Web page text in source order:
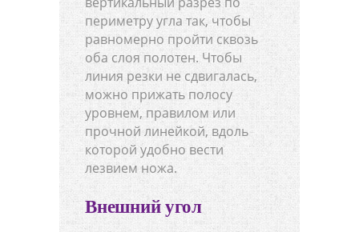
периметру угла так, чтобы
равномерно пройти сквозь
оба слоя полотен. Чтобы
линия резки не сдвигалась,
можно прижать полосу
уровнем, правилом или
прочной линейкой, вдоль
которой удобно вести
лезвием ножа.
Внешний угол